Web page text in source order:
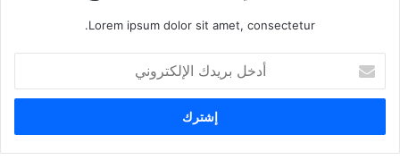
Lorem ipsum dolor sit amet, consectetur.
بريدك
الإلكتروني